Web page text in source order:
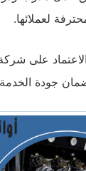
لعملائها.
على
جودة الخدمة